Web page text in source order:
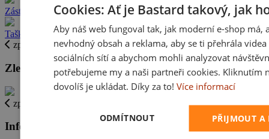
Zástěry s vlastním potiskem
Tašky s vlastním potiskem
zpět
Zlevněné zboží
zpět
Informace
Cookies: Ať je Bastard takový, jak
Aby náš web fungoval tak, jak moderní e-shop má,
nevhodný obsah a reklama, aby se ti přehrála
sociálních sítí a abychom mohli analyzovat
potřebujeme my a naši partneři cookies. Kliknutím
dovolíš je ukládat. Díky za to! Více informací
PŘIJMOUT A
ODMÍTNOUT